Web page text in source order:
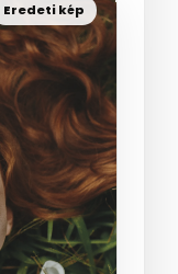
Eredeti kép